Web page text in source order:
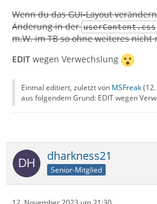
Wenn du das GUI-Layout
Änderung in der userContent.css
m.W. im TB so ohne weiteres nicht
EDIT wegen Verwechslung
Einmal editiert, zuletzt von MSFreak(
aus folgendem Grund: EDIT wegen
dharkness21
Senior-Mitglied